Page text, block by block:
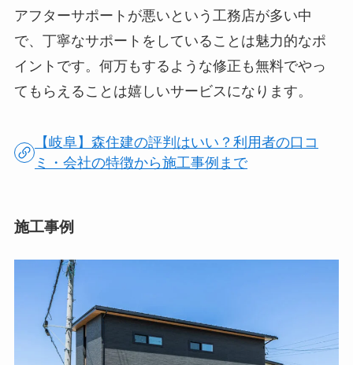
アフターサポートが悪いという工務店が多い中
で、丁寧なサポートをしていることは魅力的なポ
イントです。何万もするような修正も無料でやっ
てもらえることは嬉しいサービスになります。
【岐阜】森住建の評判はいい？利用者の口コ
ミ・会社の特徴から施工事例まで
施工事例